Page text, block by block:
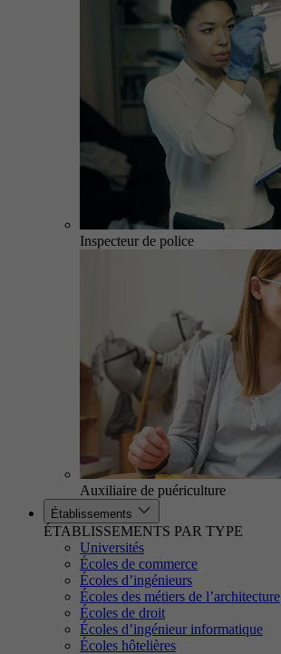
Inspecteur de police
Auxiliaire de puériculture
Établissements
ÉTABLISSEMENTS PAR TYPE
Universités
Écoles de commerce
Écoles d’ingénieurs
Écoles des métiers de l’architecture
Écoles de droit
Écoles d’ingénieur informatique
Écoles hôtelières